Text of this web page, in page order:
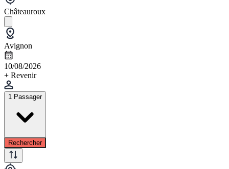
Châteauroux
Avignon
10/08/2026
+ Revenir
1 Passager
Rechercher